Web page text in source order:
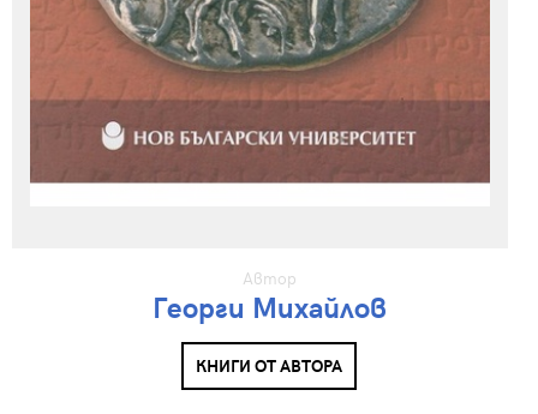
Автор
Георги Михайлов
КНИГИ ОТ АВТОРА